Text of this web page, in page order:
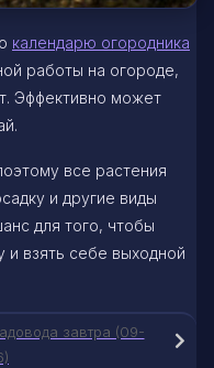
календарю огородника
работы на огороде,
Эффективно может
все растения
и другие виды
для того, чтобы
взять себе выходной
завтра (09-